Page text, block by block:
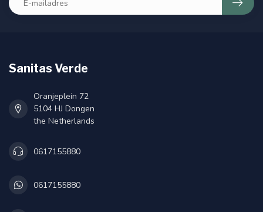
Sanitas Verde
Oranjeplein 72
5104 HJ Dongen
the Netherlands
0617155880
0617155880